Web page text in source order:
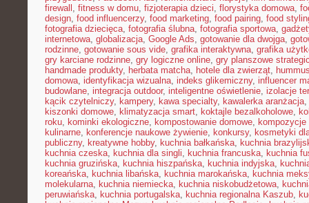
firewall , fitness w domu, fizjoterapia dzieci, florystyka domowa,
design, food influencerzy, food marketing, food pairing, food
fotografia dziecięca, fotografia ślubna, fotografia sportowa,
internetowa, globalizacja, Google Ads, gotowanie dla dwojga,
rodzinne, gotowanie sous vide, grafika interaktywna, grafika
gry karciane rodzinne, gry logiczne online, gry planszowe
handmade produkty, herbata matcha, hotele dla zwierząt,
domowa, identyfikacja wizualna, indeks glikemiczny, influencer
budowlane, integracja outdoor, inteligentne oświetlenie, izolacje
kącik czytelniczy, kampery, kawa specialty, kawalerka aranżacja,
kiszonki domowe, klimatyzacja smart, koktajle bezalkoholowe,
roku, kominki ekologiczne, kompostowanie domowe, kompozycje
kulinarne, konferencje naukowe żywienie, konkursy, kosmetyki
publiczny, kreatywne hobby, kuchnia bałkańska, kuchnia
kuchnia czeska, kuchnia dla singli, kuchnia francuska, kuchnia
kuchnia gruzińska, kuchnia hiszpańska, kuchnia indyjska,
koreańska, kuchnia libańska, kuchnia marokańska, kuchnia
molekularna, kuchnia niemiecka, kuchnia niskobudżetowa,
peruwiańska, kuchnia portugalska, kuchnia regionalna Kaszub,